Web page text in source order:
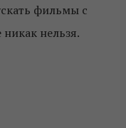
фильмы с
нельзя.